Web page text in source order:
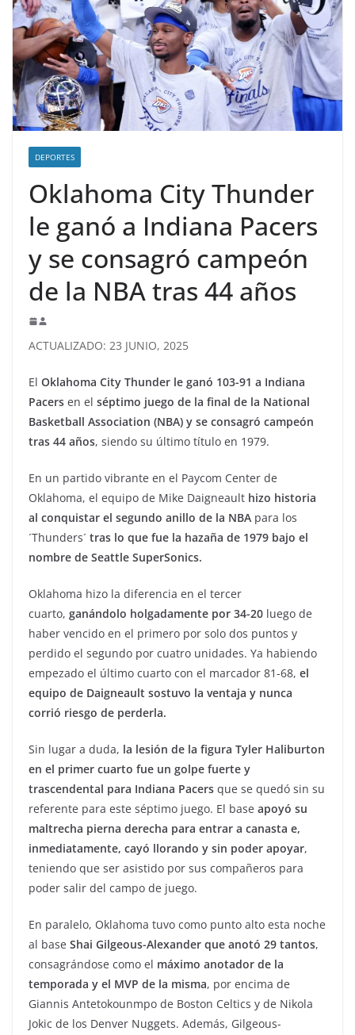
DEPORTES
Oklahoma City Thunder
le ganó a Indiana Pacers
y se consagró campeón
de la NBA tras 44 años
ACTUALIZADO: 23 JUNIO, 2025
El Oklahoma City Thunder le ganó 103-91 a Indiana
Pacers en el séptimo juego de la final de la National
Basketball Association (NBA) y se consagró campeón
tras 44 años, siendo su último título en 1979.
En un partido vibrante en el Paycom Center de
Oklahoma, el equipo de Mike Daigneault hizo historia
al conquistar el segundo anillo de la NBA para los
´Thunders´ tras lo que fue la hazaña de 1979 bajo el
nombre de Seattle SuperSonics.
Oklahoma hizo la diferencia en el tercer
cuarto, ganándolo holgadamente por 34-20 luego de
haber vencido en el primero por solo dos puntos y
perdido el segundo por cuatro unidades. Ya habiendo
empezado el último cuarto con el marcador 81-68, el
equipo de Daigneault sostuvo la ventaja y nunca
corrió riesgo de perderla.
Sin lugar a duda, la lesión de la figura Tyler Haliburton
en el primer cuarto fue un golpe fuerte y
trascendental para Indiana Pacers que se quedó sin su
referente para este séptimo juego. El base apoyó su
maltrecha pierna derecha para entrar a canasta e,
inmediatamente, cayó llorando y sin poder apoyar,
teniendo que ser asistido por sus compañeros para
poder salir del campo de juego.
En paralelo, Oklahoma tuvo como punto alto esta noche
al base Shai Gilgeous-Alexander que anotó 29 tantos,
consagrándose como el máximo anotador de la
temporada y el MVP de la misma, por encima de
Giannis Antetokounmpo de Boston Celtics y de Nikola
Jokic de los Denver Nuggets. Además, Gilgeous-